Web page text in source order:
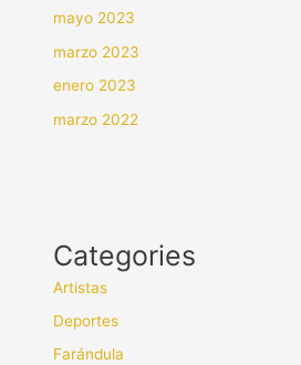
mayo 2023
marzo 2023
enero 2023
marzo 2022
Categories
Artistas
Deportes
Farándula